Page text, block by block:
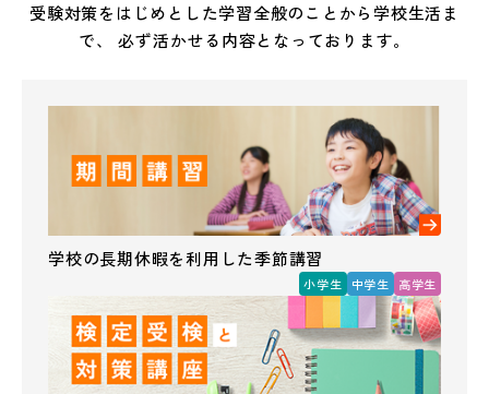
受験対策をはじめとした学習全般のことから学校生活ま
で、
必ず活かせる内容となっております。
学校の長期休暇を利用した季節講習
小学生 中学生 高学生